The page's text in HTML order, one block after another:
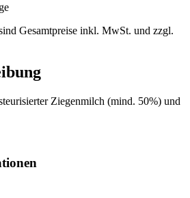
Gesamtpreise inkl. MwSt. und zzgl.
Ziegenmilch (mind. 50%) und